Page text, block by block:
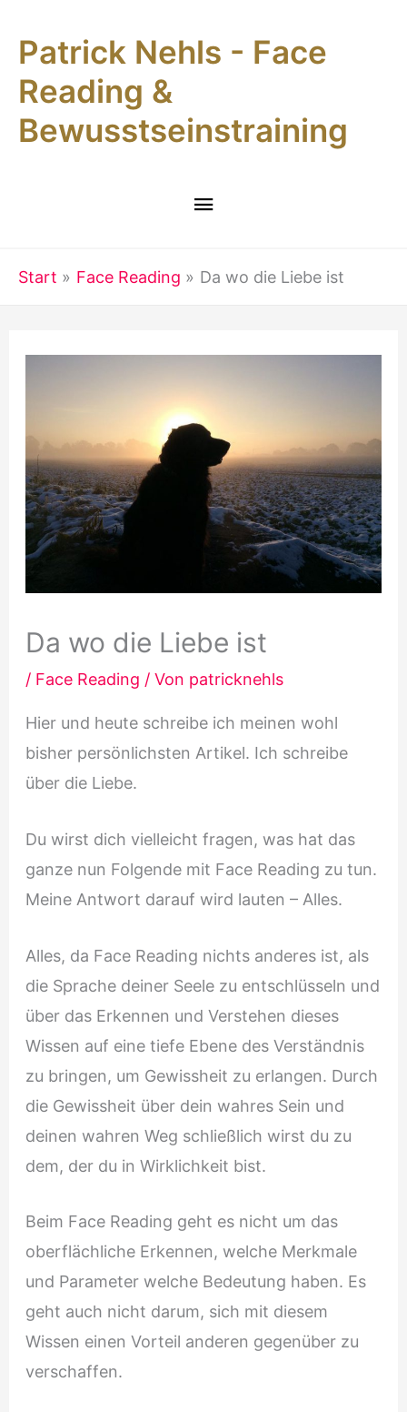
InhaltPatrick Nehls - Face
Reading &
Bewusstseinstraining
Hauptmenü
Start Face Reading Da wo die Liebe ist
Da wo die Liebe ist
/ Face Reading / Von patricknehls
Hier und heute schreibe ich meinen wohl
bisher persönlichsten Artikel. Ich schreibe
über die Liebe.
Du wirst dich vielleicht fragen, was hat das
ganze nun Folgende mit Face Reading zu tun.
Meine Antwort darauf wird lauten – Alles.
Alles, da Face Reading nichts anderes ist, als
die Sprache deiner Seele zu entschlüsseln und
über das Erkennen und Verstehen dieses
Wissen auf eine tiefe Ebene des Verständnis
zu bringen, um Gewissheit zu erlangen. Durch
die Gewissheit über dein wahres Sein und
deinen wahren Weg schließlich wirst du zu
dem, der du in Wirklichkeit bist.
Beim Face Reading geht es nicht um das
oberflächliche Erkennen, welche Merkmale
und Parameter welche Bedeutung haben. Es
geht auch nicht darum, sich mit diesem
Wissen einen Vorteil anderen gegenüber zu
verschaffen.